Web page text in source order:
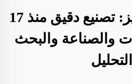
شنتشن سينورايز: تصنيع دقيق منذ 17
والصناعة والبحث